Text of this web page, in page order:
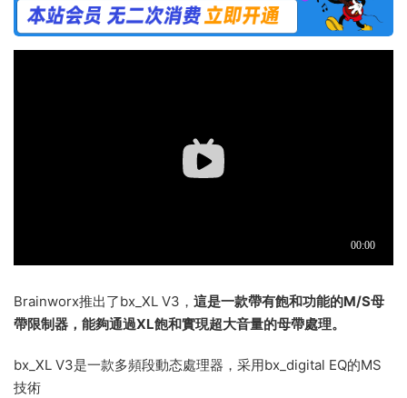
Brainworx推出了bx_XL V3， 這是一款帶有飽和功能的M/S母
帶限制器，能夠通過XL飽和實現超大音量的母帶處理。
bx_XL V3是一款多頻段動态處理器，采用bx_digital EQ的MS
技術